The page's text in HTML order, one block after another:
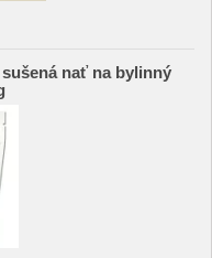
nať na bylinný